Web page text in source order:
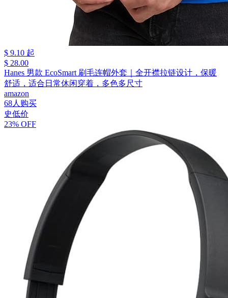
$ 9.10 起
$ 28.00
Hanes 男款 EcoSmart 刷毛连帽外套｜全开襟拉链设计，保暖
舒适，适合日常休闲穿着，多色多尺寸
amazon
68人购买
史低价
23% OFF